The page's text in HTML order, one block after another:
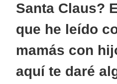
Santa Claus?
que he leído
mamás con
aquí te daré